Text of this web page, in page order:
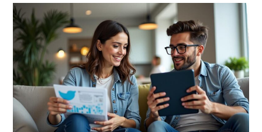
Du
Din
Båndbredde
Og
Optimerer
Din
Online
Oplevelse